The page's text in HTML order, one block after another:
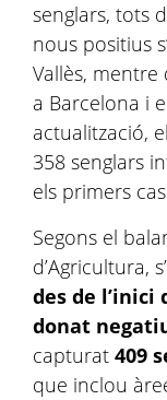
senglars, tots
nous positius
Vallès,
a Barcelona i
actualització,
358 senglars
els primers
Segons el
d’Agricultura,
des de l’inici
donat
capturat 409
que inclou